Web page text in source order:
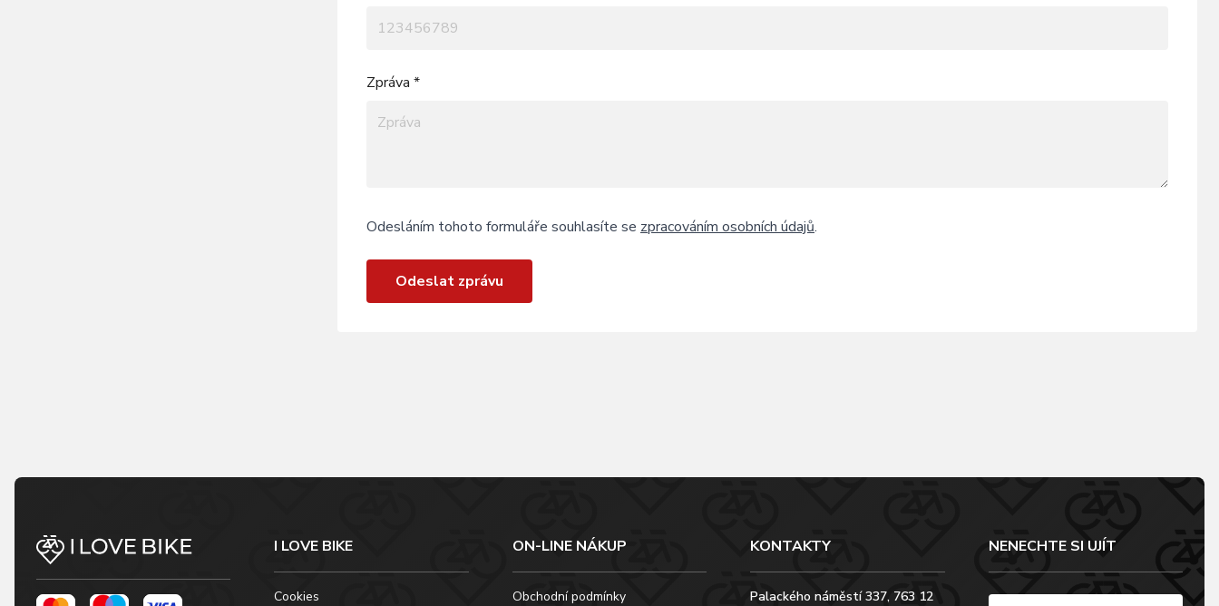
Zpráva *
Odesláním tohoto formuláře souhlasíte se zpracováním osobních údajů.
Odeslat zprávu
I LOVE BIKE
Cookies
ON-LINE NÁKUP
Obchodní podmínky
KONTAKTY
Palackého náměstí 337, 763 12
NENECHTE SI UJÍT